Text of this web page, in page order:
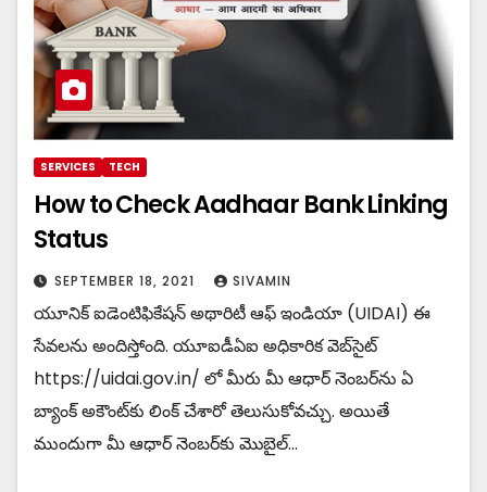
SERVICES TECH
How to Check Aadhaar Bank Linking
Status
SEPTEMBER 18, 2021 SIVAMIN
యూనిక్ ఐడెంటిఫికేషన్ అథారిటీ ఆఫ్ ఇండియా (UIDAI) ఈ
సేవలను అందిస్తోంది. యూఐడీఏఐ అధికారిక వెబ్‌సైట్
https://uidai.gov.in/ లో మీరు మీ ఆధార్ నెంబర్‌ను ఏ
బ్యాంక్ అకౌంట్‌కు లింక్ చేశారో తెలుసుకోవచ్చు. అయితే
ముందుగా మీ ఆధార్ నెంబర్‌కు మొబైల్…